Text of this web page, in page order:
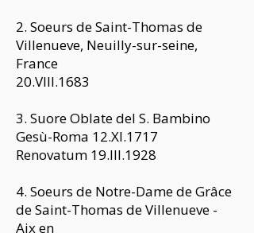
2. Soeurs de Saint-Thomas de
Villenueve, Neuilly-sur-seine,
France
20.VIII.1683
3. Suore Oblate del S. Bambino
Gesù-Roma 12.XI.1717
Renovatum 19.III.1928
4. Soeurs de Notre-Dame de Grâce
de Saint-Thomas de Villenueve -
Aix en